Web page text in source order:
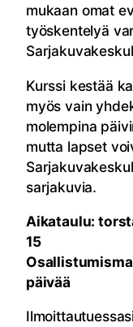
mukaan omat
työskentelyä
Kurssi kestää
myös vain
molempina
mutta lapset
sarjakuvia.
Aikataulu:
15
päivää